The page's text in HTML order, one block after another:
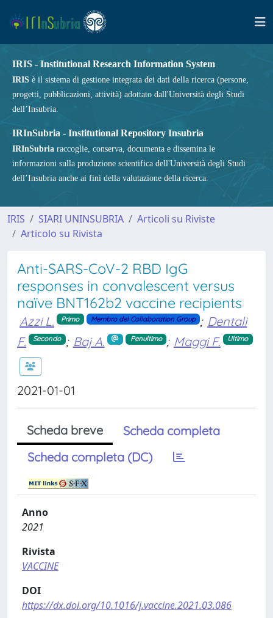
IRIS - Institutional Research Information System
IRIS è il sistema di gestione integrata dei dati della ricerca (persone,
progetti, pubblicazioni, attività) adottato dall'Università degli Studi
dell’Insubria.
IRInSubria - Institutional Repository Insubria
IRInSubria raccoglie, conserva, documenta e dissemina le
informazioni sulla produzione scientifica dell'Università degli Studi
dell’Insubria anche ai fini della valutazione della ricerca.
IRIS SIARI UNINSUBRIA
Articoli su Riviste
Articolo su Rivista
Anti-SARS-CoV-2 RBD IgG
responses in convalescent versus
naïve BNT162b2 vaccine recipients
Azzi L. Primo Membro del Collaboration Group ; Dentali
F.
Secondo ; Baj A. Penultimo ; Maggi F. Ultimo
2021-01-01
Scheda breve
Scheda completa
Scheda completa (DC)
Anno
2021
Rivista
VACCINE
DOI
https://dx.doi.org/10.1016/j.vaccine.2021.03.086